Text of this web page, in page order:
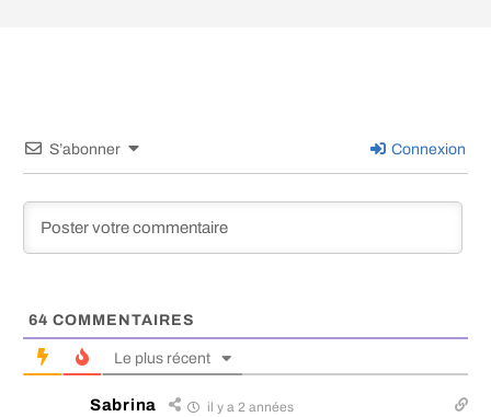
S’abonner Connexion
64 COMMENTAIRES
Le plus récent
Sabrina il y a 2 années